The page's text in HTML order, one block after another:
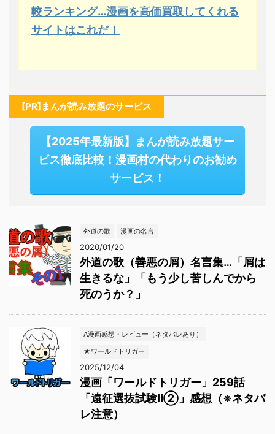
較ランキング…漫画を高価買取してくれる
サイトはこれだ！
[PR]まんが読み放題のサービス
【2025年最新版】まんが読み放題サー
ビス徹底比較！漫画村の代わりのお勧め
サービス！
外道の歌 漫画の名言
2020/01/20
外道の歌（善悪の屑）名言集…「屑は
生きるな」「もう少し苦しんでから
死のうか？」
A漫画感想・レビュー（ネタバレあり）
★ワールドトリガー
2025/12/04
漫画「ワールドトリガー」259話
「遠征選抜試験Ⅱ②」感想（※ネタバ
レ注意）